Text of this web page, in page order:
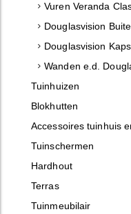
Vuren Veranda
Douglasvision
Douglasvision
Wanden e.d.
Tuinhuizen
Blokhutten
Accessoires tuinhuis
Tuinschermen
Hardhout
Terras
Tuinmeubilair